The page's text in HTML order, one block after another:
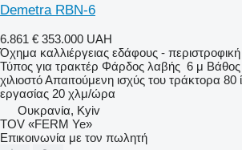
Demetra RBN-6
6.861 € 353.000 UAH
Όχημα καλλιέργειας εδάφους -
Τύπος για τρακτέρ Φάρδος λαβής 6 μ Βάθος
χιλιοστόΑπαιτούμενη ισχύς του τράκτορα 80
εργασίας 20 χλμ/ώρα
Ουκρανία, Kyiv
TOV «FERM Ye»
Επικοινωνία με τον πωλητή